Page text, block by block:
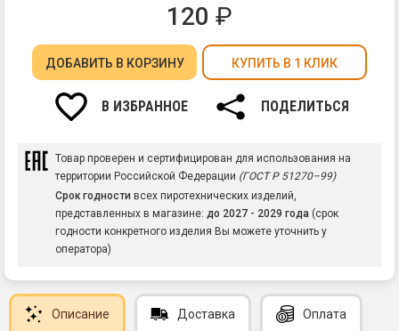
120 ₽
ДОБАВИТЬ В КОРЗИНУ КУПИТЬ В 1 КЛИК
В ИЗБРАННОЕ ПОДЕЛИТЬСЯ
Товар проверен и сертифицирован для использования на
территории Российской Федерации (ГОСТ Р 51270–99)
Срок годности всех пиротехнических изделий,
представленных в магазине: до 2027 - 2029 года (срок
годности конкретного изделия Вы можете уточнить у
оператора)
Описание Доставка Оплата